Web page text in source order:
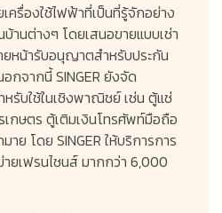
ครื่องใช้ไฟฟ้าที่เป็นที่รู้จักอย่าง
บ้านต่างๆ โดยเสนอขายแบบเช่า
ยหน้ารับอนุญาตสำหรับประกัน
อกจากนี้SINGER ยังจัด
หรับใช้ในเชิงพาณิชย์ เช่น ตู้แช่
กษตร ตู้เติมเงินโทรศัพท์มือถือ
ย โดย SINGER ให้บริการการ
ายเฟรนไชนส์ มากกว่า 6,000